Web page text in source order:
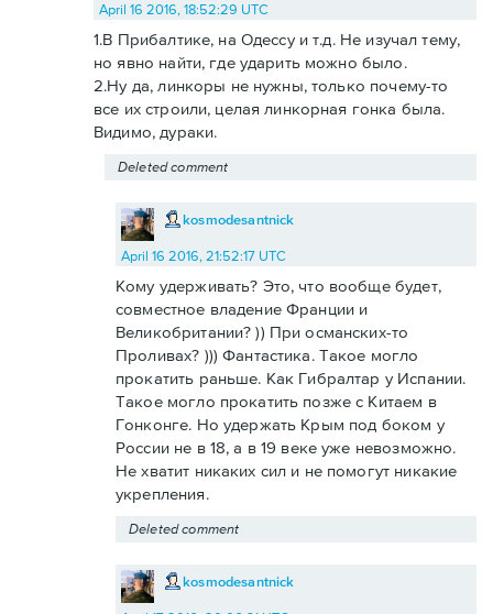
April 16 2016, 18:52:29 UTC
1.В Прибалтике, на Одессу и т.д. Не изучал тему,
но явно найти, где ударить можно было.
2.Ну да, линкоры не нужны, только почему-то
все их строили, целая линкорная гонка была.
Видимо, дураки.
Deleted comment
kosmodesantnick
April 16 2016, 21:52:17 UTC
Кому удерживать? Это, что вообще будет,
совместное владение Франции и
Великобритании? )) При османских-то
Проливах? ))) Фантастика. Такое могло
прокатить раньше. Как Гибралтар у Испании.
Такое могло прокатить позже с Китаем в
Гонконге. Но удержать Крым под боком у
России не в 18, а в 19 веке уже невозможно.
Не хватит никаких сил и не помогут никакие
укрепления.
Deleted comment
kosmodesantnick